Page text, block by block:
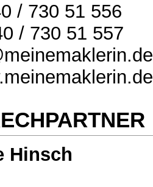
/ 730 51 556
/ 730 51 557
Hinsch